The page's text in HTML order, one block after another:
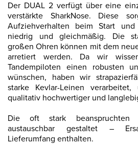
Der DUAL 2 verfügt über eine
verstärkte SharkNose. Diese
Aufziehverhalten beim Start
niedrig und gleichmäßig. Die
großen Ohren können mit dem
arretiert werden. Da wir
Tandempiloten einen robusten
wünschen, haben wir
starke Kevlar-Leinen
qualitativ hochwertiger und
Die oft stark beanspruchten
austauschbar gestaltet –
Lieferumfang enthalten.